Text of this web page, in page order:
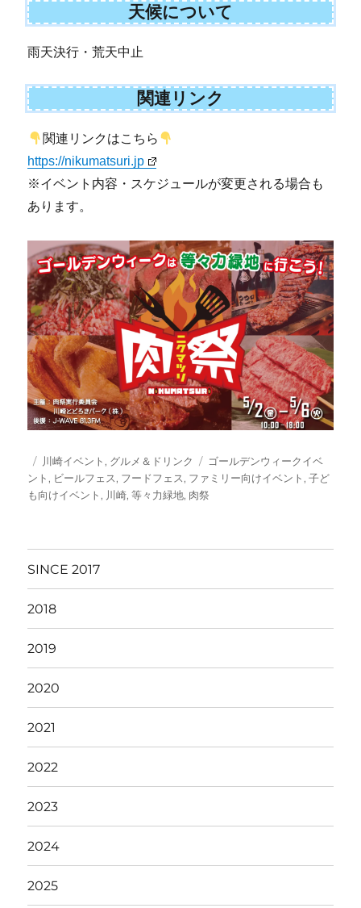
天候について
雨天決行・荒天中止
関連リンク
関連リンクはこちら
https://nikumatsuri.jp
※イベント内容・スケジュールが変更される場合も
あります。
投
稿
日:
カ
テ
ゴ
川崎イベント , グルメ＆ドリンク
タ
グ
ゴールデンウィークイベ
ント , ビールフェス, フードフェス, ファミリー向けイベント ,子ど
も向けイベント , 川崎,等々力緑地, 肉祭
SINCE 2017
2018
2019
2020
2021
2022
2023
2024
2025